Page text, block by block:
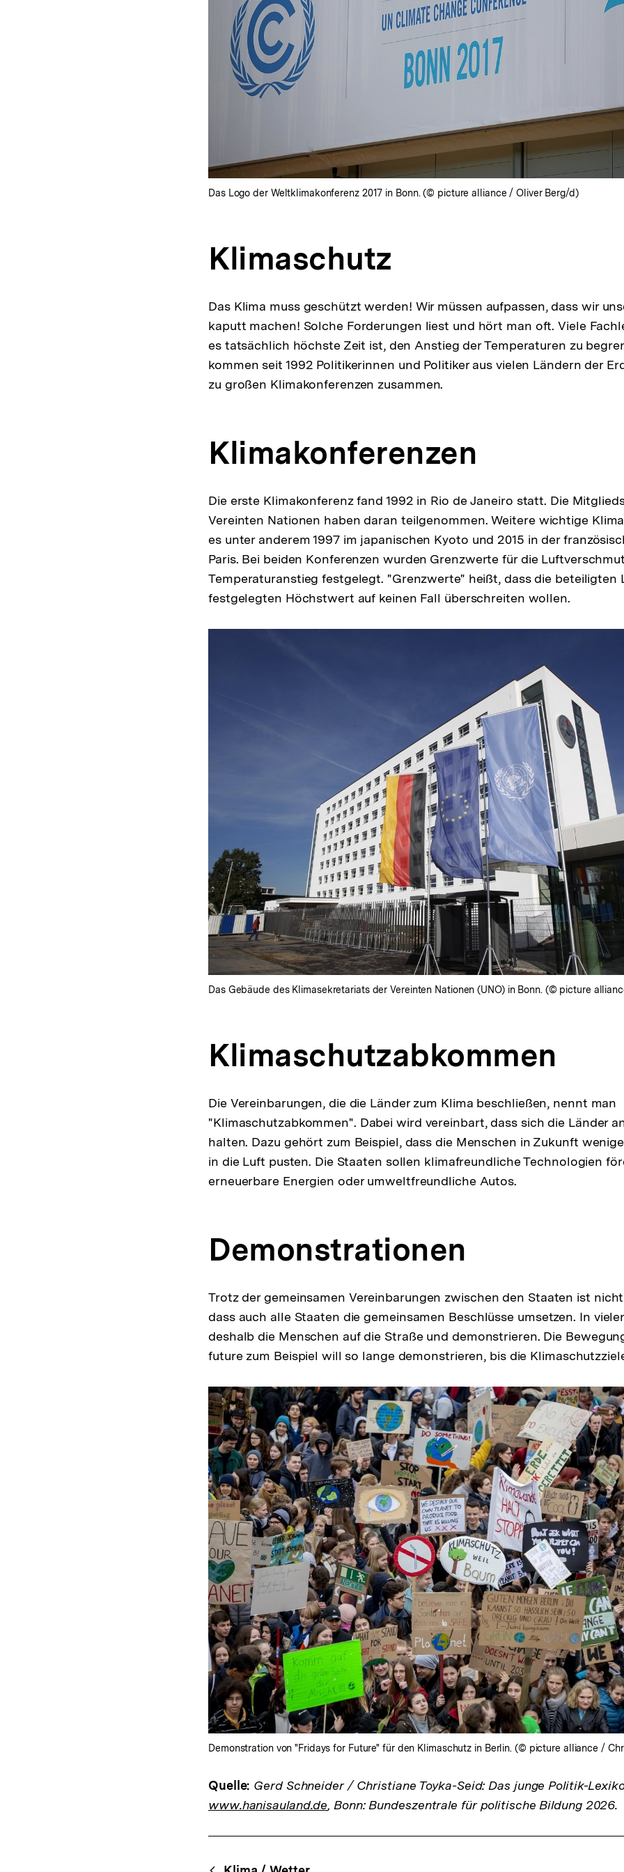
Das Logo der Weltklimakonferenz 2017 in Bonn. (© picture alliance / Oliver Berg/d)
Klimaschutz
Das Klima muss geschützt werden! Wir müssen aufpassen, dass wir
kaputt machen! Solche Forderungen liest und hört man oft. Viele
es tatsächlich höchste Zeit ist, den Anstieg der Temperaturen zu
kommen seit 1992 Politikerinnen und Politiker aus vielen Ländern der
zu großen Klimakonferenzen zusammen.
Klimakonferenzen
Die erste Klimakonferenz fand 1992 in Rio de Janeiro statt. Die
Vereinten Nationen haben daran teilgenommen. Weitere wichtige
es unter anderem 1997 im japanischen Kyoto und 2015 in der
Paris. Bei beiden Konferenzen wurden Grenzwerte für die
Temperaturanstieg festgelegt. "Grenzwerte" heißt, dass die beteiligten
festgelegten Höchstwert auf keinen Fall überschreiten wollen.
Das Gebäude des Klimasekretariats der Vereinten Nationen (UNO) in Bonn. (© picture
Klimaschutzabkommen
Die Vereinbarungen, die die Länder zum Klima beschließen, nennt man
"Klimaschutzabkommen". Dabei wird vereinbart, dass sich die Länder
halten. Dazu gehört zum Beispiel, dass die Menschen in Zukunft
in die Luft pusten. Die Staaten sollen klimafreundliche Technologien
erneuerbare Energien oder umweltfreundliche Autos.
Demonstrationen
Trotz der gemeinsamen Vereinbarungen zwischen den Staaten ist
dass auch alle Staaten die gemeinsamen Beschlüsse umsetzen. In
deshalb die Menschen auf die Straße und demonstrieren. Die
future zum Beispiel will so lange demonstrieren, bis die
Demonstration von "Fridays for Future" für den Klimaschutz in Berlin. (© picture alliance /
Quelle: Gerd Schneider / Christiane Toyka-Seid: Das junge Politik-
www.hanisauland.de, Bonn: Bundeszentrale für politische Bildung 2026.
Fussnoten
Content-